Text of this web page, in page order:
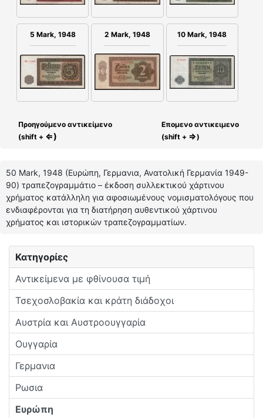
Κατηγορίες
Αντικείμενα με φθίνουσα τιμή
Τσεχοσλοβακία και κράτη διάδοχοι
Αυστρία και Αυστροουγγαρία
Ουγγαρία
Γερμανια
Ρωσια
Ευρώπη
5 Mark, 1948 2 Mark, 1948 10 Mark, 1948
Προηγούμενο αντικείμενο
(shift + ⇐)
Επομενο αντικειμενο
(shift + ⇒)
50 Mark, 1948 (Ευρώπη, Γερμανια, Ανατολική Γερμανία 1949-
90) τραπεζογραμμάτιο – έκδοση συλλεκτικού χάρτινου
χρήματος κατάλληλη για αφοσιωμένους νομισματολόγους που
ενδιαφέρονται για τη διατήρηση αυθεντικού χάρτινου
χρήματος και ιστορικών τραπεζογραμματίων.